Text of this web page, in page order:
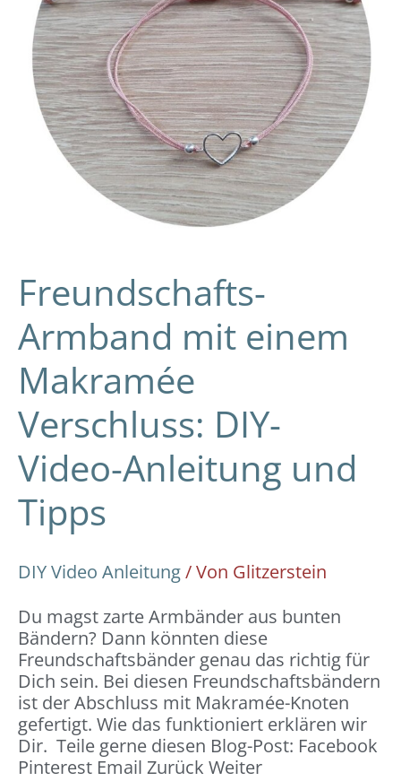
Freundschafts-
Armband mit einem
Makramée
Verschluss: DIY-
Video-Anleitung und
Tipps
DIY Video Anleitung/ Von Glitzerstein
Du magst zarte Armbänder aus bunten
Bändern? Dann könnten diese
Freundschaftsbänder genau das richtig für
Dich sein. Bei diesen Freundschaftsbändern
ist der Abschluss mit Makramée-Knoten
gefertigt. Wie das funktioniert erklären wir
Dir. Teile gerne diesen Blog-Post: Facebook
Pinterest Email Zurück Weiter
DIY-
Video-
Anleitung
und
Tipps